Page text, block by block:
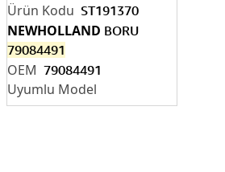
ST191370
79084491
NEWHOLLAND BORU
79084491